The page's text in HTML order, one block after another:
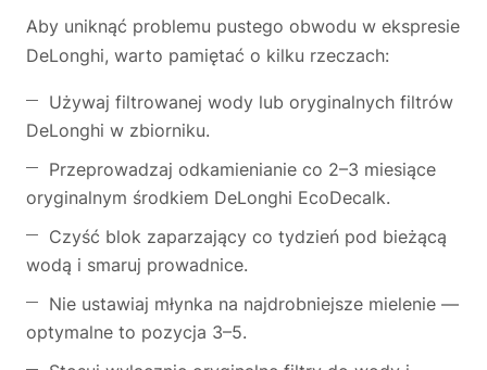
Aby uniknąć problemu pustego obwodu w ekspresie
DeLonghi, warto pamiętać o kilku rzeczach:
Używaj filtrowanej wody lub oryginalnych filtrów
DeLonghi w zbiorniku.
Przeprowadzaj odkamienianie co 2–3 miesiące
oryginalnym środkiem DeLonghi EcoDecalk.
Czyść blok zaparzający co tydzień pod bieżącą
wodą i smaruj prowadnice.
Nie ustawiaj młynka na najdrobniejsze mielenie —
optymalne to pozycja 3–5.